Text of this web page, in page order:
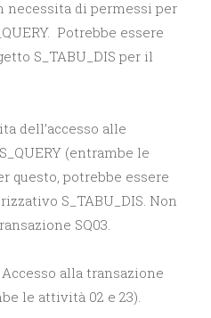
necessita di permessi per
Potrebbe essere
S_TABU_DIS per il
dell’accesso alle
(entrambe le
questo, potrebbe essere
S_TABU_DIS. Non
SQ03.
alla transazione
le attività 02 e 23).